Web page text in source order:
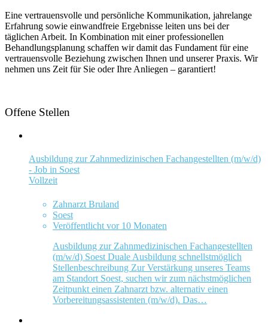
Eine vertrauensvolle und persönliche Kommunikation, jahrelange
Erfahrung sowie einwandfreie Ergebnisse leiten uns bei der
täglichen Arbeit. In Kombination mit einer professionellen
Behandlungsplanung schaffen wir damit das Fundament für eine
vertrauensvolle Beziehung zwischen Ihnen und unserer Praxis. Wir
nehmen uns Zeit für Sie oder Ihre Anliegen – garantiert!
Offene Stellen
Ausbildung zur Zahnmedizinischen Fachangestellten (m/w/d)
- Job in Soest
Vollzeit
Zahnarzt Bruland
Soest
Veröffentlicht vor 10 Monaten
Ausbildung zur Zahnmedizinischen Fachangestellten
(m/w/d) Soest Duale Ausbildung schnellstmöglich
Stellenbeschreibung Zur Verstärkung unseres Teams
am Standort Soest, suchen wir zum nächstmöglichen
Zeitpunkt einen Zahnarzt bzw. alternativ einen
Vorbereitungsassistenten (m/w/d). Das…